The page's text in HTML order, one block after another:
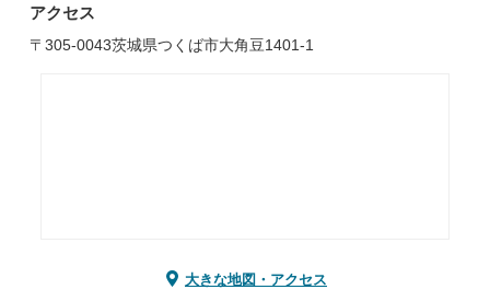
アクセス
〒305-0043茨城県つくば市大角豆1401-1
大きな地図・アクセス